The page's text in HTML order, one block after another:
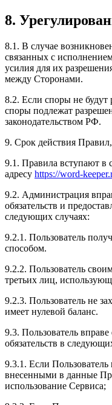
8.
8.1. В случае
связанных с
усилия для их
между Сторонами.
8.2. Если споры не будут
споры подлежат
законодательством РФ.
9. Срок действия
9.1. Правила вступают в
адресу https://word-
9.2. Администрация
обязательств и
следующих случаях:
9.2.1. Пользователь
способом.
9.2.2. Пользователь
третьих лиц,
9.2.3. Пользователь не
имеет нулевой баланс.
9.3. Пользователь вправе
обязательств в
9.3.1. Если Пользователь
внесенными в данные
использование Сервиса;